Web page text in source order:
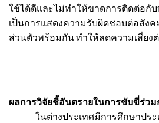
ใช้ได้ดีและไม่ทำให้ขาดการติดต่อกั
เป็นการแสดงความรับผิดชอบต่อสัง
ส่วนตัวพร้อมกัน ทำให้ลดความเสี่ยง
ผลการวิจัยชี้อันตรายในการขับขี่ร่ว
ในต่างประเทศมีการศึกษาประเ